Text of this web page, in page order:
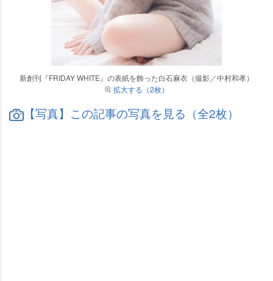
新創刊『FRIDAY WHITE』の表紙を飾った白石麻衣（撮影／中村和孝）
拡大する（2枚）
【写真】この記事の写真を見る（全2枚）